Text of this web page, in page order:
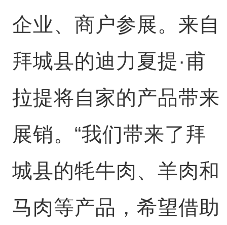
企业、商户参展。来自
拜城县的迪力夏提·甫
拉提将自家的产品带来
展销。“我们带来了拜
城县的牦牛肉、羊肉和
马肉等产品，希望借助